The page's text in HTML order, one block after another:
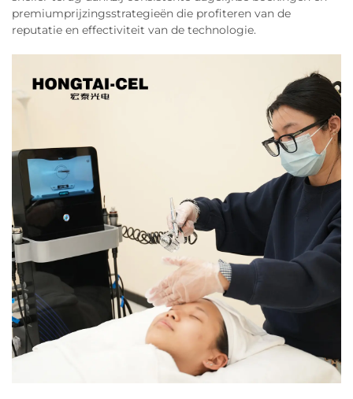
premiumprijzingsstrategieën die profiteren van de
reputatie en effectiviteit van de technologie.